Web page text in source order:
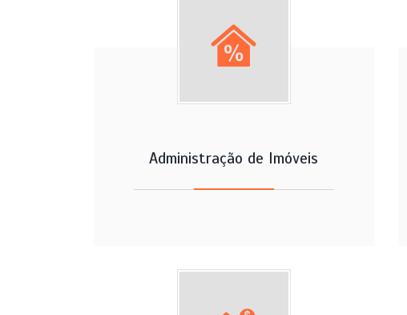
Administração de Imóveis